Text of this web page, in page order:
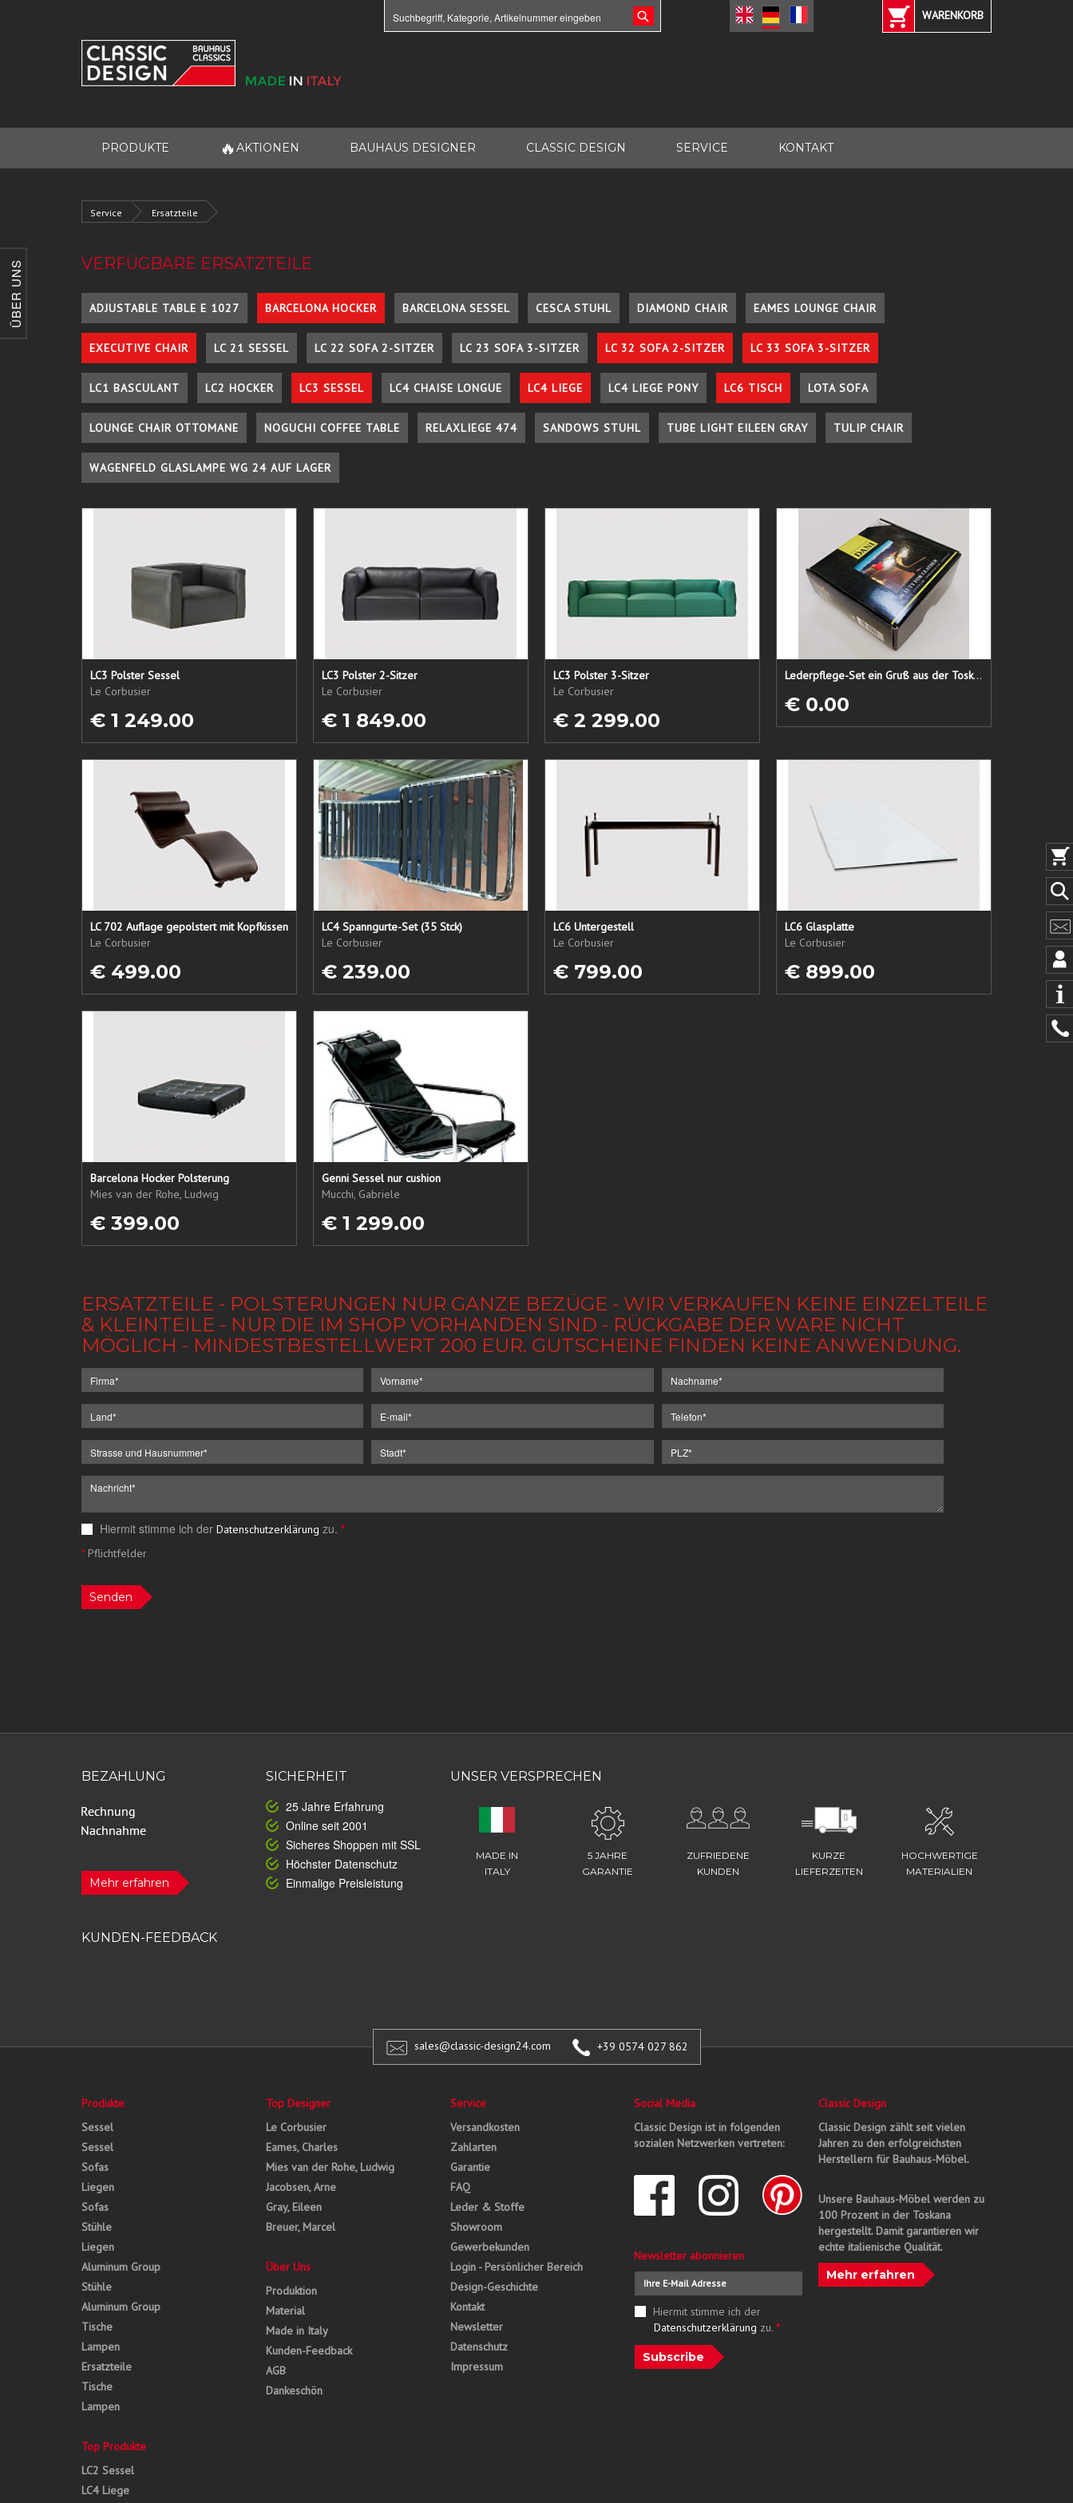
ÜBER UNS
WARENKORB
PRODUKTE 🔥 AKTIONEN BAUHAUS DESIGNER CLASSIC DESIGN SERVICE KONTAKT
Service Ersatzteile
VERFÜGBARE ERSATZTEILE
ADJUSTABLE TABLE E 1027 BARCELONA HOCKER BARCELONA SESSEL CESCA STUHL DIAMOND CHAIR EAMES LOUNGE CHAIR
EXECUTIVE CHAIR LC 21 SESSEL LC 22 SOFA 2-SITZER LC 23 SOFA 3-SITZER LC 32 SOFA 2-SITZER LC 33 SOFA 3-SITZER
LC1 BASCULANT LC2 HOCKER LC3 SESSEL LC4 CHAISE LONGUE LC4 LIEGE LC4 LIEGE PONY LC6 TISCH LOTA SOFA
LOUNGE CHAIR OTTOMANE NOGUCHI COFFEE TABLE RELAXLIEGE 474 SANDOWS STUHL TUBE LIGHT EILEEN GRAY TULIP CHAIR
WAGENFELD GLASLAMPE WG 24 AUF LAGER
LC3 Polster Sessel
Le Corbusier
€ 1 249.00
LC3 Polster 2-Sitzer
Le Corbusier
€ 1 849.00
LC3 Polster 3-Sitzer
Le Corbusier
€ 2 299.00
Lederpflege-Set ein Gruß aus der Toskana...
€ 0.00
LC 702 Auflage gepolstert mit Kopfkissen
Le Corbusier
€ 499.00
LC4 Spanngurte-Set (35 Stck)
Le Corbusier
€ 239.00
LC6 Untergestell
Le Corbusier
€ 799.00
LC6 Glasplatte
Le Corbusier
€ 899.00
Barcelona Hocker Polsterung
Mies van der Rohe, Ludwig
€ 399.00
Genni Sessel nur cushion
Mucchi, Gabriele
€ 1 299.00
ERSATZTEILE - POLSTERUNGEN NUR GANZE BEZÜGE - WIR VERKAUFEN KEINE EINZELTEILE
& KLEINTEILE - NUR DIE IM SHOP VORHANDEN SIND - RÜCKGABE DER WARE NICHT
MÖGLICH - MINDESTBESTELLWERT 200 EUR. GUTSCHEINE FINDEN KEINE ANWENDUNG.
Hiermit stimme ich der Datenschutzerklärung zu. *
*Pflichtfelder
Senden
BEZAHLUNG
Mehr erfahren
SICHERHEIT
25 Jahre Erfahrung
Online seit 2001
Sicheres Shoppen mit SSL
Höchster Datenschutz
Einmalige Preisleistung
UNSER VERSPRECHEN
MADE IN
ITALY
5 JAHRE
GARANTIE
ZUFRIEDENE
KUNDEN
KURZE
LIEFERZEITEN
HOCHWERTIGE
MATERIALIEN
KUNDEN-FEEDBACK
sales@classic-design24.com +39 0574 027 862
Produkte
Sessel
Sessel
Sofas
Liegen
Sofas
Stühle
Liegen
Aluminum Group
Stühle
Aluminum Group
Tische
Lampen
Ersatzteile
Tische
Lampen
Top Produkte
LC2 Sessel
LC4 Liege
Top Designer
Le Corbusier
Eames, Charles
Mies van der Rohe, Ludwig
Jacobsen, Arne
Gray, Eileen
Breuer, Marcel
Über Uns
Produktion
Material
Made in Italy
Kunden-Feedback
AGB
Dankeschön
Service
Versandkosten
Zahlarten
Garantie
FAQ
Leder & Stoffe
Showroom
Gewerbekunden
Login - Persönlicher Bereich
Design-Geschichte
Kontakt
Newsletter
Datenschutz
Impressum
Social Media
Classic Design ist in folgenden
sozialen Netzwerken vertreten:
Newsletter abonnieren
Hiermit stimme ich der
Datenschutzerklärung zu. *
Subscribe
Classic Design
Classic Design zählt seit vielen
Jahren zu den erfolgreichsten
Herstellern für Bauhaus-Möbel.
Unsere Bauhaus-Möbel werden zu
100 Prozent in der Toskana
hergestellt. Damit garantieren wir
echte italienische Qualität.
Mehr erfahren